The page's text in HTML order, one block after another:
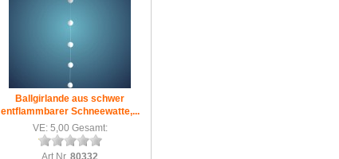
Ballgirlande aus schwer
entflammbarer Schneewatte,...
VE: 5,00 Gesamt:
Art.Nr. 80332